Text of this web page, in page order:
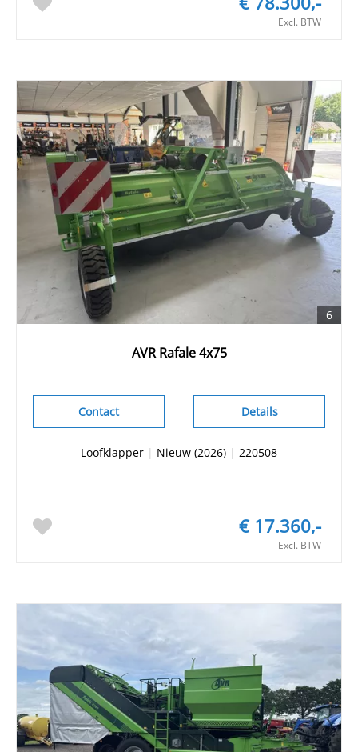
Excl. BTW
6
AVR Rafale 4x75
Details
Contact
Loofklapper | Nieuw (2026) | 220508
€ 17.360,-
Excl. BTW